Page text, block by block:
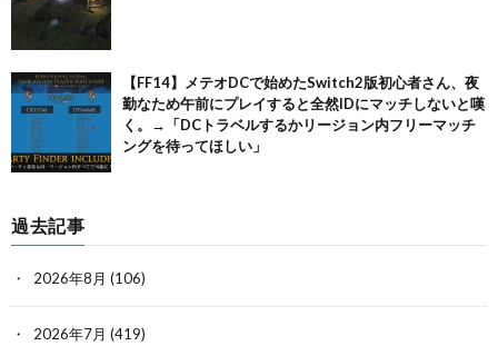
【FF14】メテオDCで始めたSwitch2版初心者さん、夜
勤なため午前にプレイすると全然IDにマッチしないと嘆
く。→「DCトラベルするかリージョン内フリーマッチ
ングを待ってほしい」
過去記事
2026年8月 (106)
2026年7月 (419)